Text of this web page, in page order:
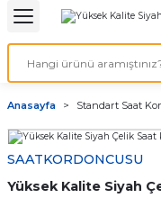
& ELEKTİRİK
ve Cihaz Pilleri
ÇEŞİTLERİ
Kordon Çeşitleri
Kordonları
Anasayfa Standart Saat
SAATKORDONCUSU
Yüksek Kalite Siyah